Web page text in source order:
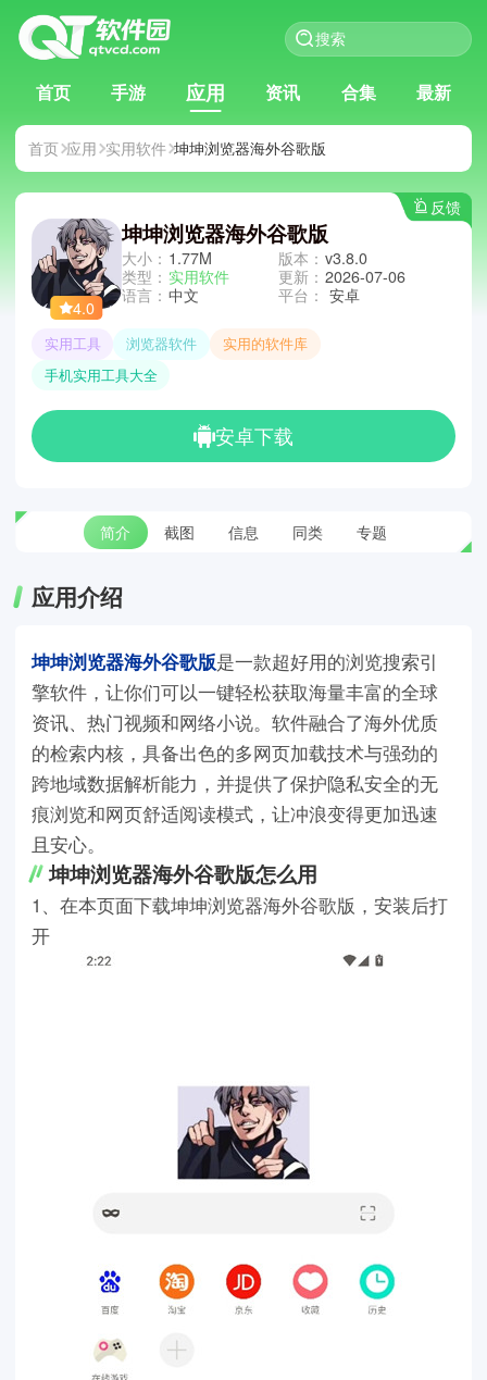
首页 手游 应用 资讯 合集 最新
首页 应用 实用软件 坤坤浏览器海外谷歌版
反馈
4.0
坤坤浏览器海外谷歌版
大小： 1.77M
类型： 实用软件
语言： 中文
版本： v3.8.0
更新： 2026-07-06
平台： 安卓
实用工具 浏览器软件
实用的软件库
手机实用工具大全
安卓下载
简介 截图 信息 同类 专题
应用介绍
坤坤浏览器海外谷歌版是一款超好用的浏览搜索引
擎软件，让你们可以一键轻松获取海量丰富的全球
资讯、热门视频和网络小说。软件融合了海外优质
的检索内核，具备出色的多网页加载技术与强劲的
跨地域数据解析能力，并提供了保护隐私安全的无
痕浏览和网页舒适阅读模式，让冲浪变得更加迅速
且安心。
坤坤浏览器海外谷歌版怎么用
1、在本页面下载坤坤浏览器海外谷歌版，安装后打
开